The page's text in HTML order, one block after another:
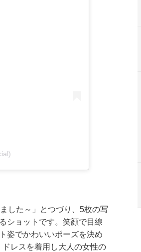
した～」とつづり、5枚の写
ショットです。笑顔で目線
姿でかわいいポーズを決め
レスを着用し大人の女性の